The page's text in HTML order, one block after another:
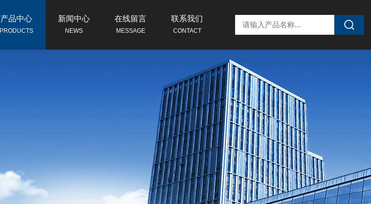
产品中心
PRODUCTS
新闻中心
NEWS
在线留言
MESSAGE
联系我们
CONTACT